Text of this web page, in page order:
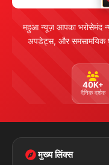
महुआ न्यूज़ आपका भरोसेमंद
अपडेट्स, और समसामयिक
40K+
दैनिक दर्शक
मुख्य लिंक्स